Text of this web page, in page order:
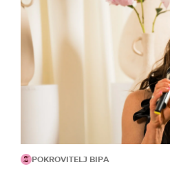
POKROVITELJ BIPA